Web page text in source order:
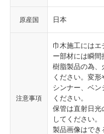
原産国 日本
注意事項
巾木施工にはエ
ー部材には瞬間
樹脂製品の為、
ください。変形
シンナー、ベ
ください。
保管は直射日光
してください。
製品画像はでき